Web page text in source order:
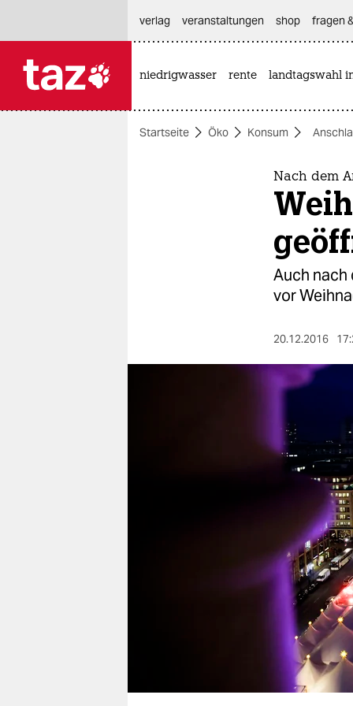
themen
verlag
veranstaltungen shop fragen
niedrigwasser rente landtagswahl
Startseite Öko Konsum
Nach dem
Auch nach
vor
20.12.2016